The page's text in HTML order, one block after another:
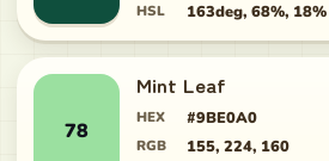
HSL 163deg, 68%, 18%
78
Mint Leaf
HEX #9BE0A0
RGB 155, 224, 160